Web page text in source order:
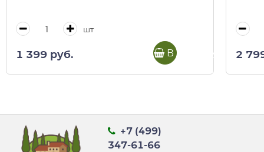
шт
1 399 руб. В корзину 2
+7 (499)
347-61-66